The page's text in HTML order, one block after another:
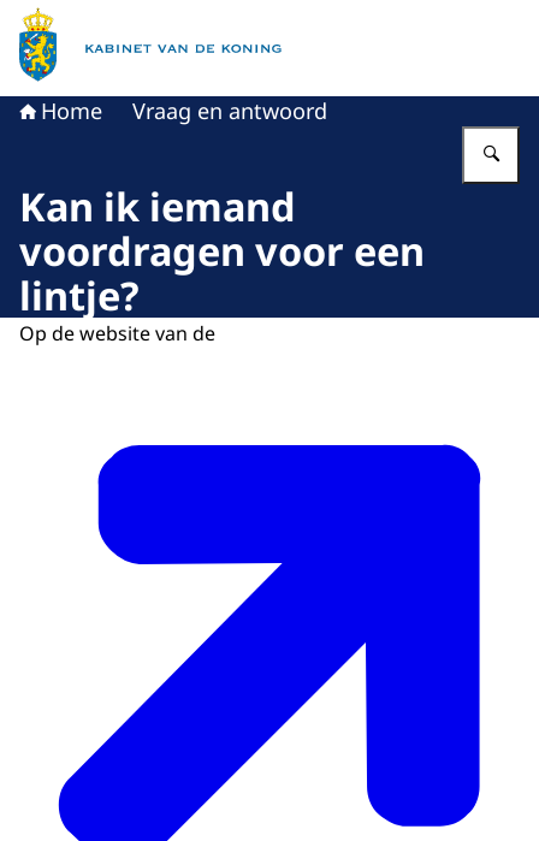
Naar de homepage van Kabinet van de Koning
Home Vraag en antwoord
Kan ik iemand
voordragen voor een
lintje?
Op de website van de